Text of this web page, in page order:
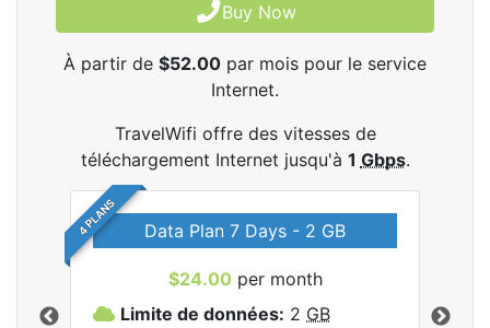
Buy Now
À partir de $52.00 par mois pour le service
Internet.
TravelWifi offre des vitesses de
téléchargement Internet jusqu'à 1 Gbps.
4 PLANS Data Plan 7 Days - 2 GB
$24.00 per month
Limite de données: 2 GB